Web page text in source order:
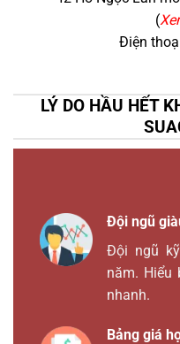
(
Điện
LÝ DO HẦU HẾT
Đội ngũ
Đội ngũ
năm. Hiểu
nhanh.
Bảng giá